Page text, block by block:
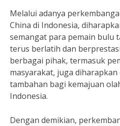
Melalui adanya
China di Indonesia,
semangat para pemain bulu
terus berlatih dan
berbagai pihak, termasuk
masyarakat, juga
tambahan bagi kemajuan
Indonesia.
Dengan demikian,